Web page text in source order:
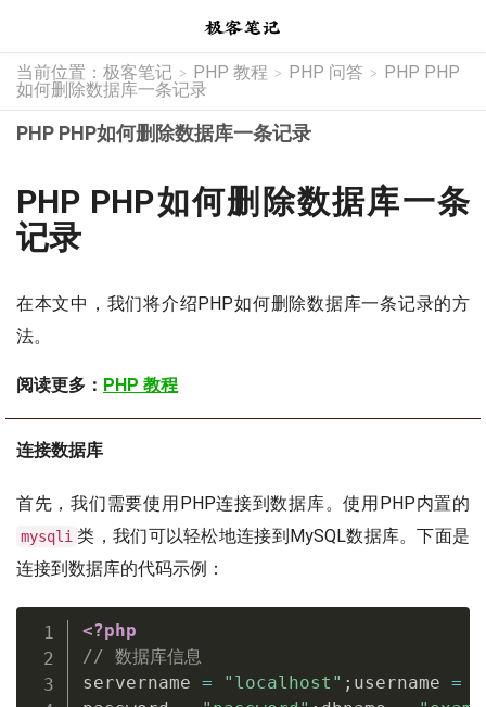
当前位置： 极客笔记 > PHP 教程 > PHP 问答 > PHP PHP
如何删除数据库一条记录
PHP PHP如何删除数据库一条记录
PHP PHP如何删除数据库一条
记录
在本文中，我们将介绍PHP如何删除数据库一条记录的方
法。
阅读更多： PHP 教程
连接数据库
首先，我们需要使用PHP连接到数据库。使用PHP内置的
mysqli 类，我们可以轻松地连接到MySQL数据库。下面是
连接到数据库的代码示例：
<?php
// 数据库信息
servername = "localhost" ; username =